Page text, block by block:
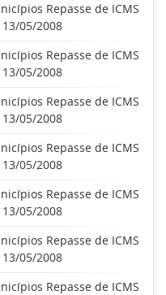
Repasse de ICMS
05/2008
Repasse de ICMS
05/2008
Repasse de ICMS
05/2008
Repasse de ICMS
05/2008
Repasse de ICMS
05/2008
Repasse de ICMS
05/2008
Repasse de ICMS